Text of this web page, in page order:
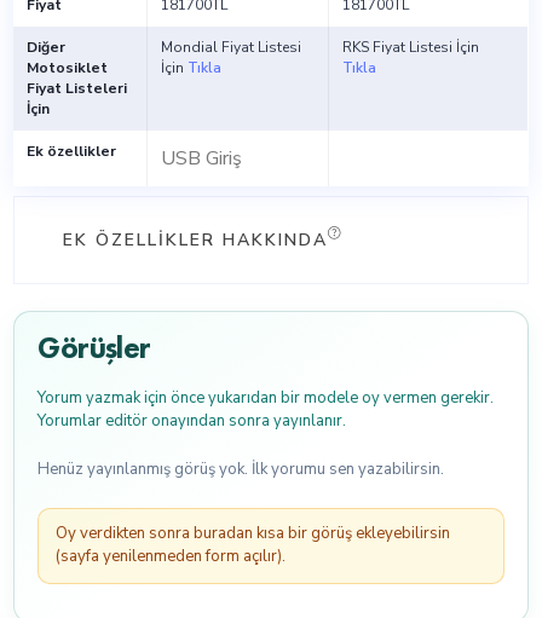
Fiyat 181700TL 181700TL
Diğer
Motosiklet
Fiyat Listeleri
İçin
Mondial Fiyat Listesi
İçin Tıkla
RKS Fiyat Listesi İçin
Tıkla
Ek özellikler USB Giriş
EK ÖZELLIKLER HAKKINDA
Görüşler
Yorum yazmak için önce yukarıdan bir modele oy vermen gerekir.
Yorumlar editör onayından sonra yayınlanır.
Henüz yayınlanmış görüş yok. İlk yorumu sen yazabilirsin.
Oy verdikten sonra buradan kısa bir görüş ekleyebilirsin
(sayfa yenilenmeden form açılır).